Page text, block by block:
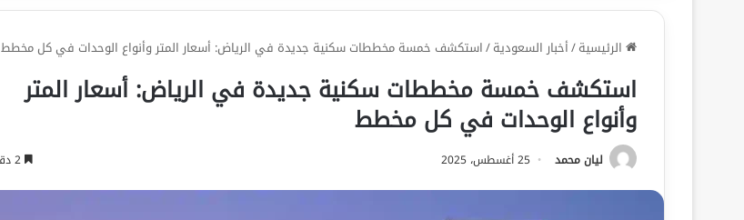
الرئيسية/أخبار السعودية/استكشف خمسة مخططات سكنية جديدة في الرياض: أسعار المتر وأنواع الوحدات في كل مخطط
استكشف خمسة مخططات سكنية جديدة في الرياض: أسعار المتر
وأنواع الوحدات في كل مخطط
ليان محمد 25 أغسطس، 2025